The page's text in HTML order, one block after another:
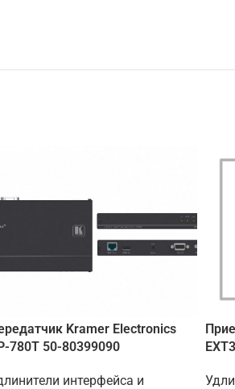
Kramer Electronics
780T 50-80399090
интерфейса и